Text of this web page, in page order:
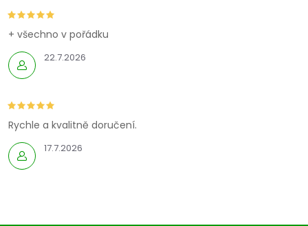
22.7.2026
+ všechno v pořádku
17.7.2026
Rychle a kvalitně doručení.